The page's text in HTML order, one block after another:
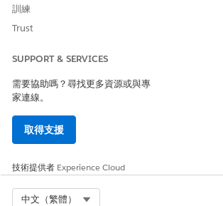
此文章是否解決您的問題？
請讓我們知道，以便我們改進！
訓練
Trust
SUPPORT & SERVICES
需要協助嗎？尋找更多資源或與專
家連線。
取得支援
技術提供者 Experience Cloud
中文（繁體）